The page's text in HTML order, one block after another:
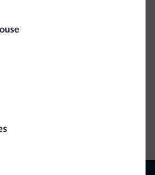
Ecco la nuova collezione firmata
Vai allo shop